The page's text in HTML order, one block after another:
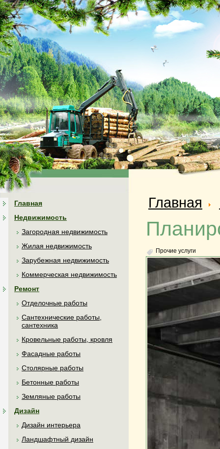
Главная
Недвижимость
Загородная недвижимость
Жилая недвижимость
Зарубежная недвижимость
Коммерческая недвижимость
Ремонт
Отделочные работы
Сантехнические работы,
сантехника
Кровельные работы, кровля
Фасадные работы
Столярные работы
Бетонные работы
Земляные работы
Дизайн
Дизайн интерьера
Ландшафтный дизайн
Главная
Прочие услуги